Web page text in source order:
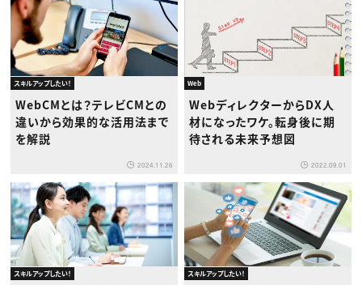
スキルアップしたい！
WebCMとは？テレビCMとの
違いから効果的な活用法まで
を解説
2024.11.26
Web
WebディレクターからDX人
材になったワケ。転身後に期
待される未来予想図
2022.09.01
スキルアップしたい！ スキルアップしたい！